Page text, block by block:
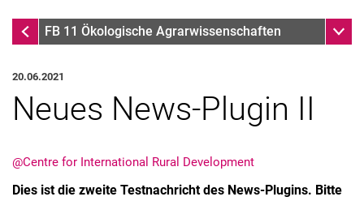
Suchen (öffnet externen Link in einem
InfothekFB 11 Ökologische Agrarwissenschaften
20.06.2021
Neues News-Plugin II
@Centre for International Rural Development
Dies ist die zweite Testnachricht des News-Plugins. Bitte